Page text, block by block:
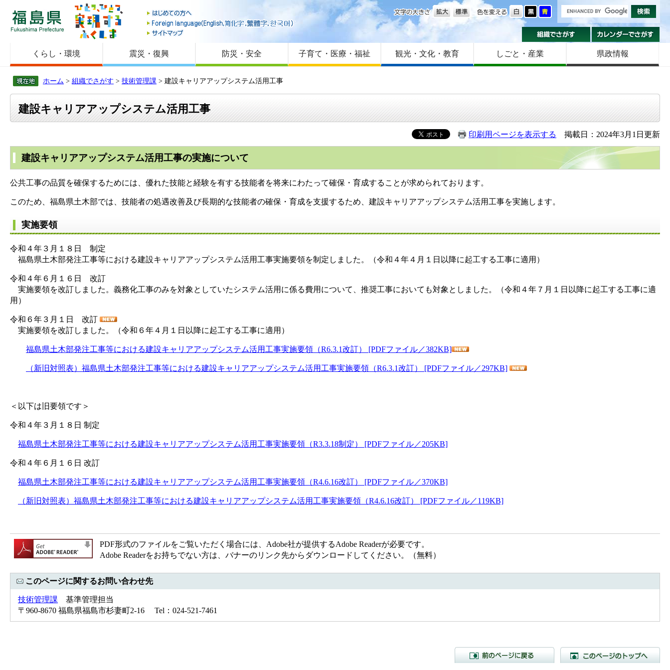
福島県
はじめての方へ
Foreign language
サイトマップ
色を変える
文字の大きさ
組織でさがす
くらし・環境 震災・復興 防災・安全 子育て・医療・福祉 観光・文化・教育 しごと・産業 県政情報
ホーム > 組織でさがす > 技術管理課 > 建設キャリアアップシステム活用工事
建設キャリアアップシステム活用工事
印刷用ページを表示する 掲載日：2024年3月1日更新
建設キャリアアップシステム活用工事の実施について
公共工事の品質を確保するためには、優れた技能と経験を有する技能者を将来にわたって確保・育成することが求められております。
このため、福島県土木部では、技能者の処遇改善及び長期的な技能者の確保・育成を支援するため、建設キャリアアップシステム活用工事を実施します。
実施要領
令和４年３月１８日 制定
福島県土木部発注工事等における建設キャリアアップシステム活用工事実施要領を制定しました。（令和４年４月１日以降に起工する工事に適用）
令和４年６月１６日 改訂
実施要領を改訂しました。義務化工事のみを対象としていたシステム活用に係る費用について、推奨工事においても対象としました。（令和４年７月１日以降に起工する工事に適
用）
令和６年３月１日 改訂
実施要領を改訂しました。（令和６年４月１日以降に起工する工事に適用）
福島県土木部発注工事等における建設キャリアアップシステム活用工事実施要領（R6.3.1改訂） [PDFファイル／382KB]
（新旧対照表）福島県土木部発注工事等における建設キャリアアップシステム活用工事実施要領（R6.3.1改訂） [PDFファイル／297KB]
＜以下は旧要領です＞
令和４年３月１８日 制定
福島県土木部発注工事等における建設キャリアアップシステム活用工事実施要領（R3.3.18制定） [PDFファイル／205KB]
令和４年６月１６日 改訂
福島県土木部発注工事等における建設キャリアアップシステム活用工事実施要領（R4.6.16改訂） [PDFファイル／370KB]
（新旧対照表）福島県土木部発注工事等における建設キャリアアップシステム活用工事実施要領（R4.6.16改訂） [PDFファイル／119KB]
PDF形式のファイルをご覧いただく場合には、Adobe社が提供するAdobe Readerが必要です。
Adobe Readerをお持ちでない方は、バナーのリンク先からダウンロードしてください。（無料）
このページに関するお問い合わせ先
技術管理課 基準管理担当
〒960-8670 福島県福島市杉妻町2-16 Tel：024-521-7461
前のページに戻る